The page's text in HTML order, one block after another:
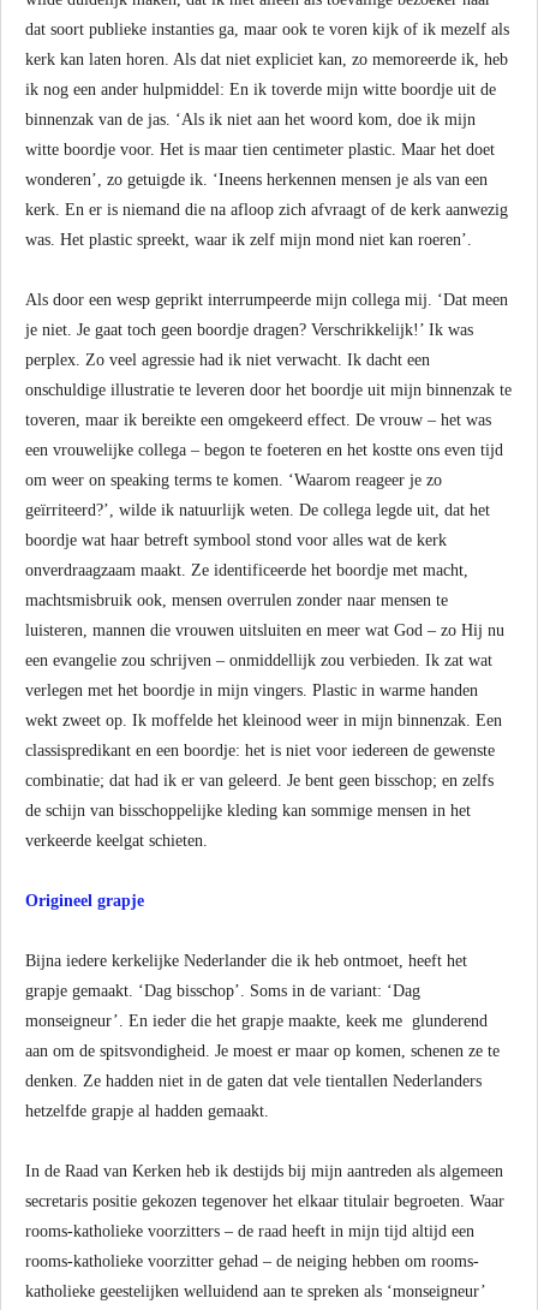
dat soort publieke instanties ga, maar ook te voren kijk of ik mezelf als
kerk kan laten horen. Als dat niet expliciet kan, zo memoreerde ik, heb
ik nog een ander hulpmiddel: En ik toverde mijn witte boordje uit de
binnenzak van de jas. ‘Als ik niet aan het woord kom, doe ik mijn
witte boordje voor. Het is maar tien centimeter plastic. Maar het doet
wonderen’, zo getuigde ik. ‘Ineens herkennen mensen je als van een
kerk. En er is niemand die na afloop zich afvraagt of de kerk aanwezig
was. Het plastic spreekt, waar ik zelf mijn mond niet kan roeren’.
Als door een wesp geprikt interrumpeerde mijn collega mij. ‘Dat meen
je niet. Je gaat toch geen boordje dragen? Verschrikkelijk!’ Ik was
perplex. Zo veel agressie had ik niet verwacht. Ik dacht een
onschuldige illustratie te leveren door het boordje uit mijn binnenzak te
toveren, maar ik bereikte een omgekeerd effect. De vrouw – het was
een vrouwelijke collega – begon te foeteren en het kostte ons even tijd
om weer on speaking terms te komen. ‘Waarom reageer je zo
geïrriteerd?’, wilde ik natuurlijk weten. De collega legde uit, dat het
boordje wat haar betreft symbool stond voor alles wat de kerk
onverdraagzaam maakt. Ze identificeerde het boordje met macht,
machtsmisbruik ook, mensen overrulen zonder naar mensen te
luisteren, mannen die vrouwen uitsluiten en meer wat God – zo Hij nu
een evangelie zou schrijven – onmiddellijk zou verbieden. Ik zat wat
verlegen met het boordje in mijn vingers. Plastic in warme handen
wekt zweet op. Ik moffelde het kleinood weer in mijn binnenzak. Een
classispredikant en een boordje: het is niet voor iedereen de gewenste
combinatie; dat had ik er van geleerd. Je bent geen bisschop; en zelfs
de schijn van bisschoppelijke kleding kan sommige mensen in het
verkeerde keelgat schieten.
Origineel grapje
Bijna iedere kerkelijke Nederlander die ik heb ontmoet, heeft het
grapje gemaakt. ‘Dag bisschop’. Soms in de variant: ‘Dag
monseigneur’. En ieder die het grapje maakte, keek me glunderend
aan om de spitsvondigheid. Je moest er maar op komen, schenen ze te
denken. Ze hadden niet in de gaten dat vele tientallen Nederlanders
hetzelfde grapje al hadden gemaakt.
In de Raad van Kerken heb ik destijds bij mijn aantreden als algemeen
secretaris positie gekozen tegenover het elkaar titulair begroeten. Waar
rooms-katholieke voorzitters – de raad heeft in mijn tijd altijd een
rooms-katholieke voorzitter gehad – de neiging hebben om rooms-
katholieke geestelijken welluidend aan te spreken als ‘monseigneur’